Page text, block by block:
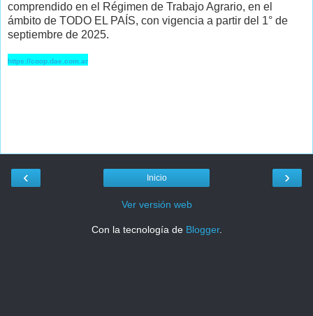
comprendido en el Régimen de Trabajo Agrario, en el
ámbito de TODO EL PAÍS, con vigencia a partir del 1° de
septiembre de 2025.
https://coop.dae.com.ar
‹ ›
Inicio
Ver versión web
Con la tecnología de Blogger.